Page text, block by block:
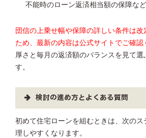
不能時のローン返済相当額の保障な
団信の上乗せ幅や保障の詳しい条件は改
ため、最新の内容は公式サイトでご確認
厚さと毎月の返済額のバランスを見て
す。
検討の進め方とよくある質問
初めて住宅ローンを組むときは、次の
理しやすくなります。